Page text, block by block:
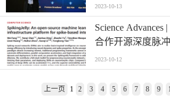
2023-10-13
Science
合作开源深度脉
SpikingJelly
研究所
2023-10-12
上一页 1 2 3 4 5 6 7 8 9